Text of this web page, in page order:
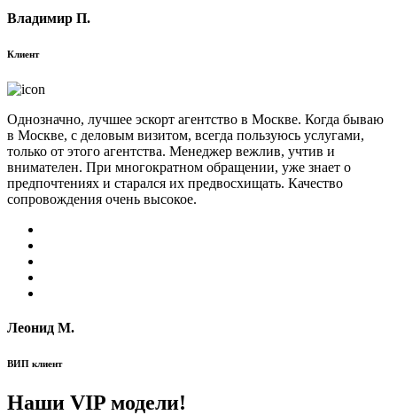
Владимир П.
Клиент
Однозначно, лучшее эскорт агентство в Москве. Когда бываю
в Москве, с деловым визитом, всегда пользуюсь услугами,
только от этого агентства. Менеджер вежлив, учтив и
внимателен. При многократном обращении, уже знает о
предпочтениях и старался их предвосхищать. Качество
сопровождения очень высокое.
Леонид М.
ВИП клиент
Наши VIP модели!